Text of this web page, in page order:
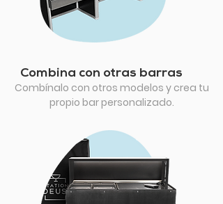
Combina con otras barras
Combínalo con otros modelos y crea tu
propio bar personalizado.